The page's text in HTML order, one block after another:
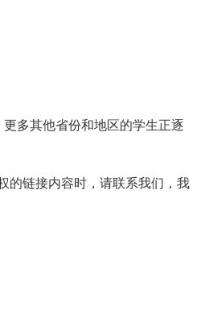
多其他省份和地区的学生正逐
的链接内容时，请联系我们，我